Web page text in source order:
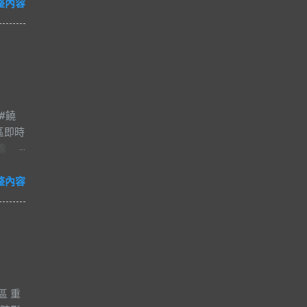
內容
饒
即時
#
士
光
一
加
內容
重